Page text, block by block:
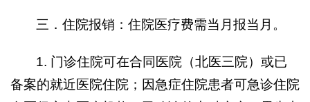
三．住院报销：住院医疗费需当月报当月。
1. 门诊住院可在合同医院（北医三院）或已
备案的就近医院住院；因急症住院患者可急诊住院